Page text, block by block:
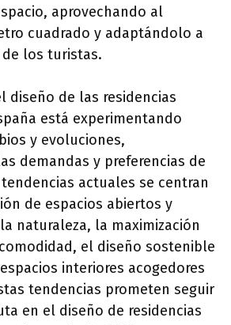
aprovechando al
cuadrado y adaptándolo a
los turistas.
diseño de las residencias
está experimentando
y evoluciones,
demandas y preferencias de
actuales se centran
de espacios abiertos y
naturaleza, la maximización
el diseño sostenible
interiores acogedores
tendencias prometen seguir
en el diseño de residencias